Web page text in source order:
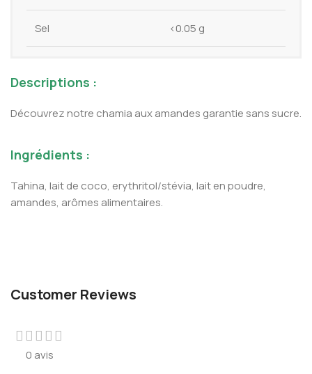
Sel <0.05 g
Descriptions :
Découvrez notre chamia aux amandes garantie sans sucre.
Ingrédients :
Tahina, lait de coco, erythritol/stévia, lait en poudre,
amandes, arômes alimentaires.
Customer Reviews
0 avis